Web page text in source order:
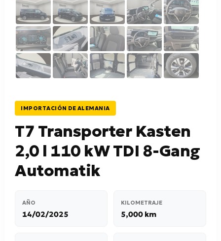
IMPORTACIÓN DE ALEMANIA
T7 Transporter Kasten
2,0 l 110 kW TDI 8-Gang
Automatik
AÑO
14/02/2025
KILOMETRAJE
5,000 km